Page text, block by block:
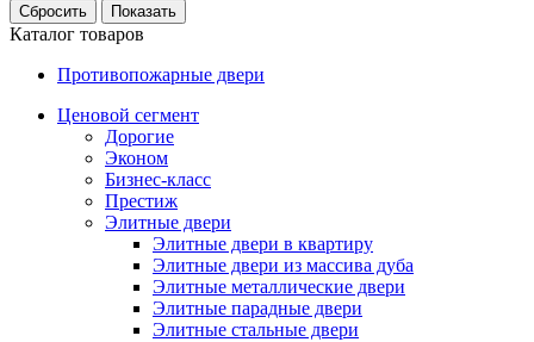
Каталог товаров
Противопожарные двери
Ценовой сегмент
Дорогие
Эконом
Бизнес-класс
Престиж
Элитные двери
Элитные двери в квартиру
Элитные двери из массива дуба
Элитные металлические двери
Элитные парадные двери
Элитные стальные двери